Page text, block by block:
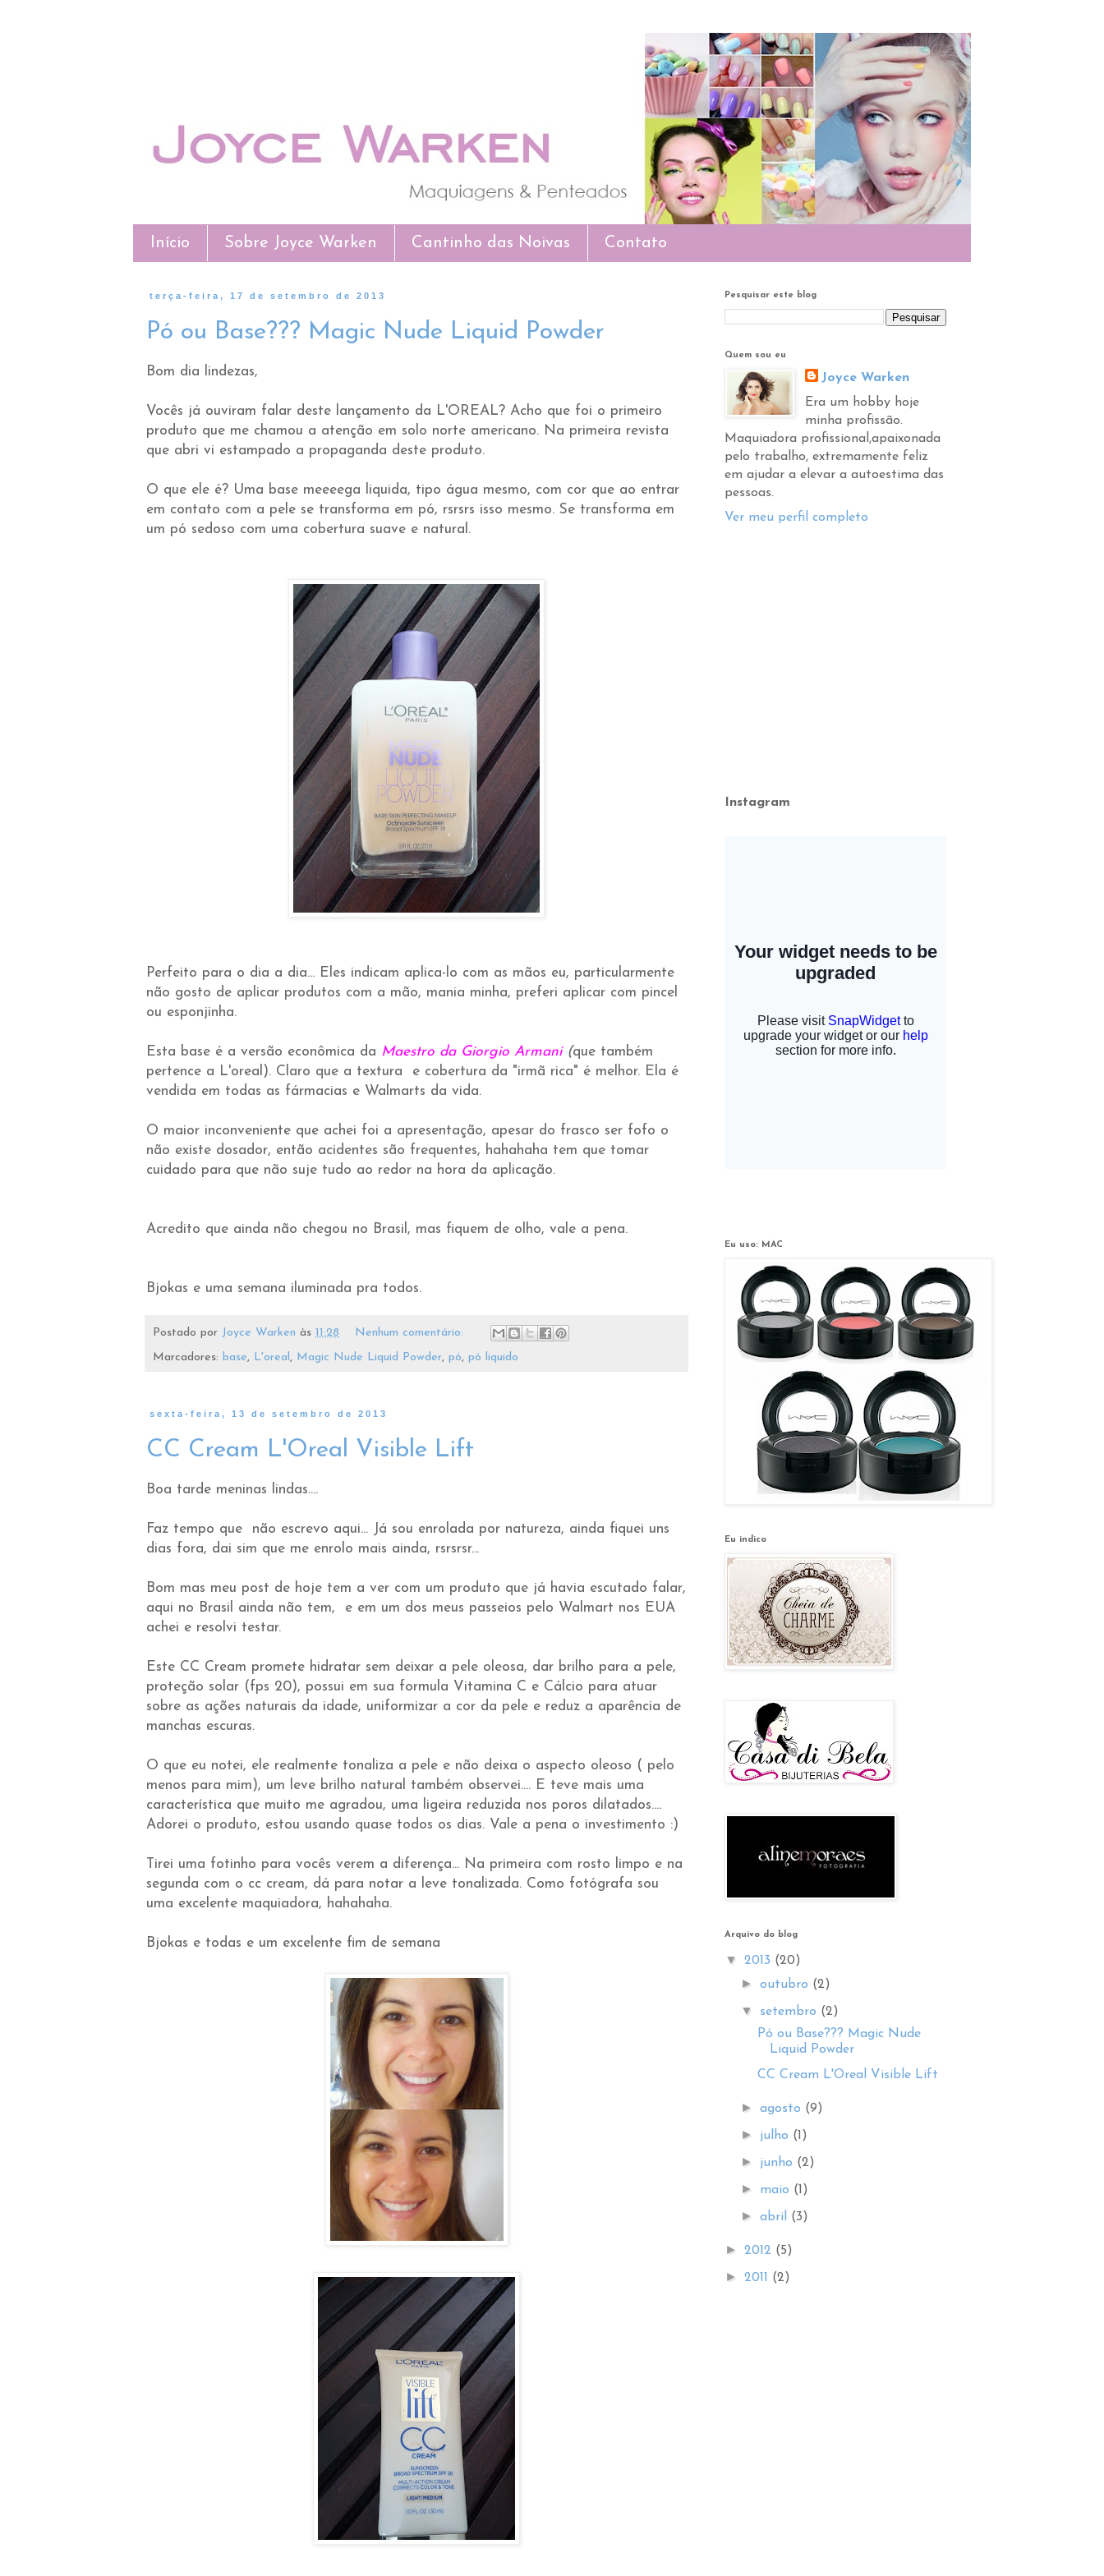
Início Sobre Joyce Warken Cantinho das Noivas Contato
terça-feira, 17 de setembro de 2013
Pó ou Base??? Magic Nude Liquid Powder
Bom dia lindezas,
Vocês já ouviram falar deste lançamento da L'OREAL? Acho que foi o primeiro
produto que me chamou a atenção em solo norte americano. Na primeira revista
que abri vi estampado a propaganda deste produto.
O que ele é? Uma base meeeega liquida, tipo água mesmo, com cor que ao entrar
em contato com a pele se transforma em pó, rsrsrs isso mesmo. Se transforma em
um pó sedoso com uma cobertura suave e natural.
Perfeito para o dia a dia... Eles indicam aplica-lo com as mãos eu, particularmente
não gosto de aplicar produtos com a mão, mania minha, preferi aplicar com pincel
ou esponjinha.
Esta base é a versão econômica da Maestro da Giorgio Armani(que também
pertence a L'oreal). Claro que a textura e cobertura da "irmã rica" é melhor. Ela é
vendida em todas as fármacias e Walmarts da vida.
O maior inconveniente que achei foi a apresentação, apesar do frasco ser fofo o
não existe dosador, então acidentes são frequentes, hahahaha tem que tomar
cuidado para que não suje tudo ao redor na hora da aplicação.
Acredito que ainda não chegou no Brasil, mas fiquem de olho, vale a pena.
Bjokas e uma semana iluminada pra todos.
Postado por Joyce Warken às 11:28
Nenhum comentário:
Marcadores: base, L'oreal, Magic Nude Liquid Powder, pó, pó liquido
sexta-feira, 13 de setembro de 2013
CC Cream L'Oreal Visible Lift
Boa tarde meninas lindas....
Faz tempo que não escrevo aqui... Já sou enrolada por natureza, ainda fiquei uns
dias fora, dai sim que me enrolo mais ainda, rsrsrsr...
Bom mas meu post de hoje tem a ver com um produto que já havia escutado falar,
aqui no Brasil ainda não tem, e em um dos meus passeios pelo Walmart nos EUA
achei e resolvi testar.
Este CC Cream promete hidratar sem deixar a pele oleosa, dar brilho para a pele,
proteção solar (fps 20), possui em sua formula Vitamina C e Cálcio para atuar
sobre as ações naturais da idade, uniformizar a cor da pele e reduz a aparência de
manchas escuras.
O que eu notei, ele realmente tonaliza a pele e não deixa o aspecto oleoso ( pelo
menos para mim), um leve brilho natural também observei.... E teve mais uma
característica que muito me agradou, uma ligeira reduzida nos poros dilatados....
Adorei o produto, estou usando quase todos os dias. Vale a pena o investimento :)
Tirei uma fotinho para vocês verem a diferença... Na primeira com rosto limpo e na
segunda com o cc cream, dá para notar a leve tonalizada. Como fotógrafa sou
uma excelente maquiadora, hahahaha.
Bjokas e todas e um excelente fim de semana
Pesquisar este blog
Quem sou eu
Joyce Warken
Era um hobby hoje
minha profissão.
Maquiadora profissional,apaixonada
pelo trabalho, extremamente feliz
em ajudar a elevar a autoestima das
pessoas.
Ver meu perfil completo
Instagram
Eu uso: MAC
Eu indico
Arquivo do blog
▼ 2013 (20)
►outubro (2)
▼ setembro (2)
Pó ou Base??? Magic Nude
Liquid Powder
CC Cream L'Oreal Visible Lift
►agosto (9)
► julho (1)
► junho (2)
► maio (1)
►abril (3)
► 2012 (5)
► 2011 (2)